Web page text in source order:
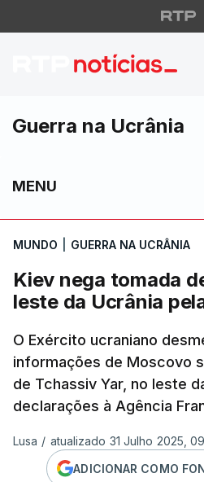
Kiev nega
Guerra na Ucrânia
MENU
MUNDO GUERRA NA UCRÂNIA
Kiev nega tomada
leste da Ucrânia
O Exército ucraniano
informações de Moscovo
de Tchassiv Yar, no leste
declarações à Agência
Lusa / atualizado 31 Julho 2025,
ADICIONAR COMO